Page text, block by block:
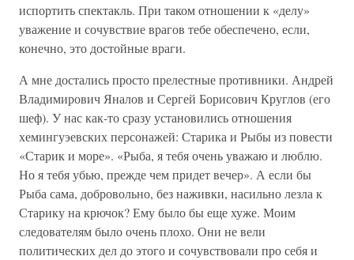
испортить спектакль. При таком отношении к «делу»
уважение и сочувствие врагов тебе обеспечено, если,
конечно, это достойные враги.
А мне достались просто прелестные противники. Андрей
Владимирович Яналов и Сергей Борисович Круглов (его
шеф). У нас как-то сразу установились отношения
хемингуэевских персонажей: Старика и Рыбы из повести
«Старик и море». «Рыба, я тебя очень уважаю и люблю.
Но я тебя убью, прежде чем придет вечер». А если бы
Рыба сама, добровольно, без наживки, насильно лезла к
Старику на крючок? Ему было бы еще хуже. Моим
следователям было очень плохо. Они не вели
политических дел до этого и сочувствовали про себя и